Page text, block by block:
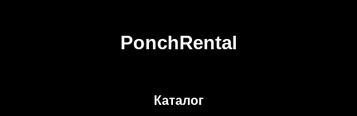
PonchRental
Каталог